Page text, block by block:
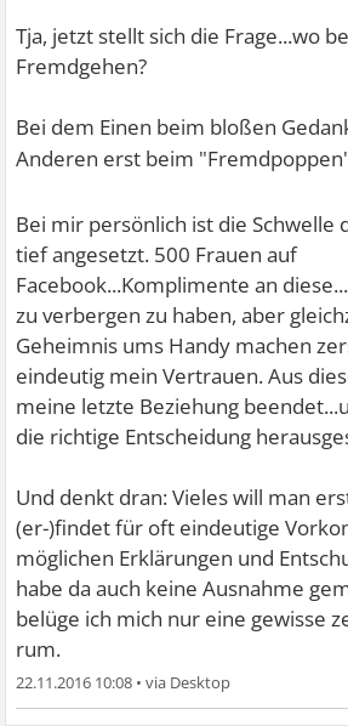
Tja, jetzt stellt sich die Frage...wo
Fremdgehen?
Bei dem Einen beim bloßen
Anderen erst beim
Bei mir persönlich ist die Schwelle
tief angesetzt. 500 Frauen auf
Facebook...Komplimente an
zu verbergen zu haben, aber
Geheimnis ums Handy machen
eindeutig mein Vertrauen. Aus
meine letzte Beziehung
die richtige Entscheidung
Und denkt dran: Vieles will man
(er-)findet für oft eindeutige
möglichen Erklärungen und
habe da auch keine Ausnahme
belüge ich mich nur eine gewisse
rum.
22.11.2016 10:08 •